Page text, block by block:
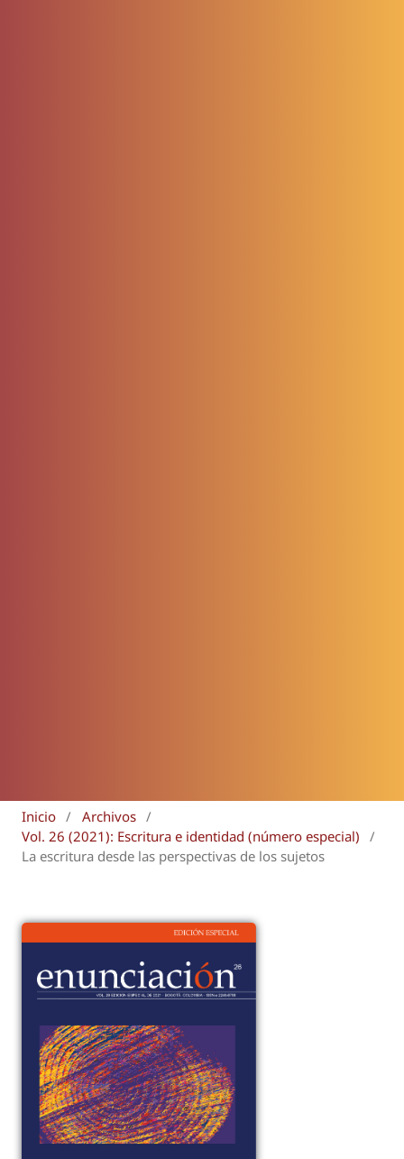
Inicio / Archivos /
Vol. 26 (2021): Escritura e identidad (número especial)
/
La escritura desde las perspectivas de los sujetos